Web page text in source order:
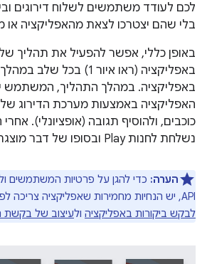
בלי שהם יצטרכו לצאת מהאפליקציה
באופן כללי, אפשר להפעיל את תהליך
באפליקציה (ראו איור 1) בכל
באפליקציה. במהלך התהליך, המשתמש
כוכבים, ולהוסיף תגובה (אופציונלי).
נשלחת לחנות Play ובסופו של דבר מוצגת.
הערה: כדי להגן על פרטיות המשתמשים
API, יש הנחיות מחמירות שאפליקציה צריכה לפעול לפיהן בנוגע ל
לבקש ביקורות באפליקציה ולעיצוב של בקשת